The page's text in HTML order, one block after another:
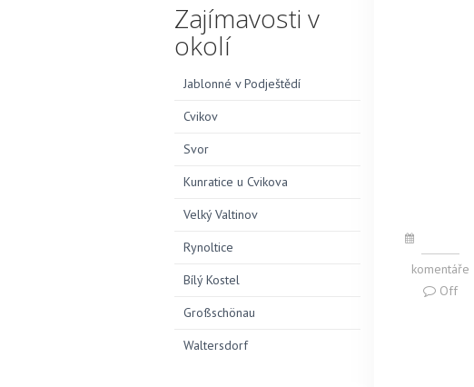
komentáře
Off
Zajímavosti v
okolí
Jablonné v Podještědí
Cvikov
Svor
Kunratice u Cvikova
Velký Valtinov
Rynoltice
Bílý Kostel
Großschönau
Waltersdorf